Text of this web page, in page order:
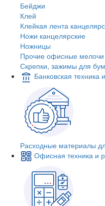
Бейджи
Клей
Клейкая лента
Ножи канцелярские
Ножницы
Прочие офисные мелочи
Скрепки, зажимы для
Банковская
Расходные материалы
Офисная техника и